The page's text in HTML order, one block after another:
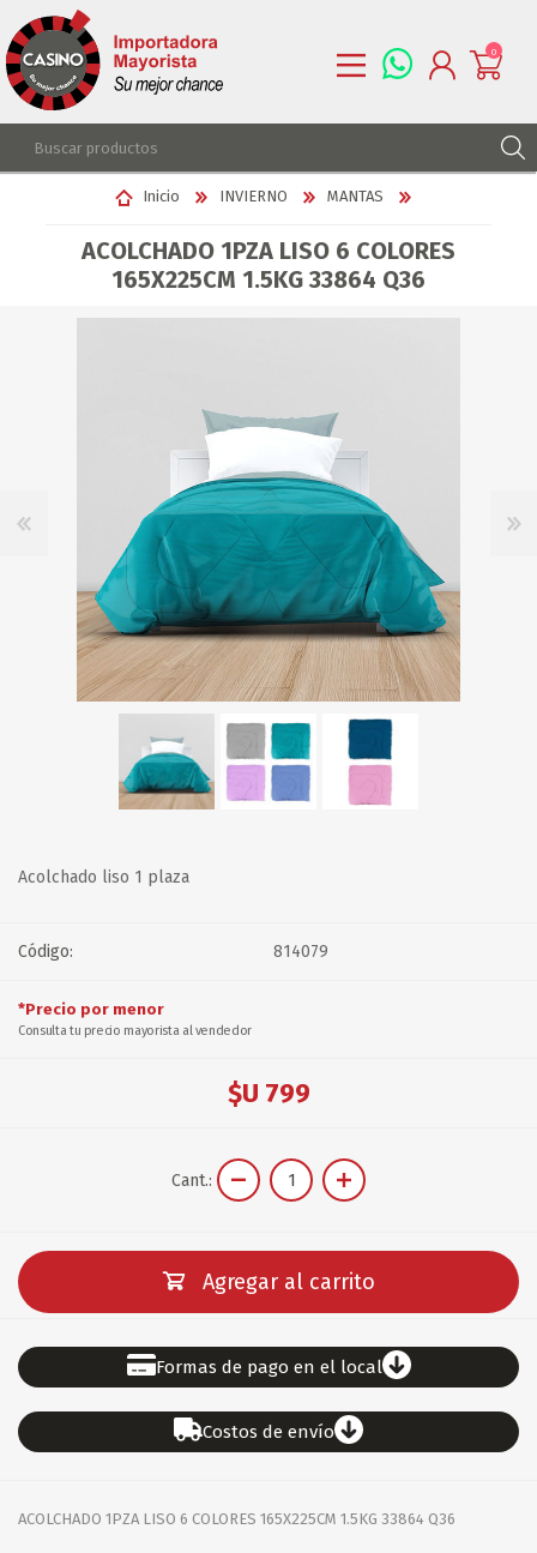
REGISTRARSE
LISTA DE DESEOS
0
Inicio INVIERNO MANTAS
ACOLCHADO 1PZA LISO 6 COLORES
165X225CM 1.5KG 33864 Q36
Acolchado liso 1 plaza
Código: 814079
*Precio por menor
Consulta tu precio mayorista al vendedor
$U 799
Cant.:
Agregar al carrito
Formas de pago en el local
Costos de envío
ACOLCHADO 1PZA LISO 6 COLORES 165X225CM 1.5KG 33864 Q36